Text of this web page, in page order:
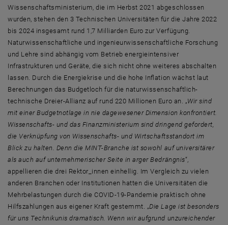
Wissenschaftsministerium, die im Herbst 2021 abgeschlossen
wurden, stehen den 3 Technischen Universitäten für die Jahre 2022
bis 2024 insgesamt rund 1,7 Milliarden Euro zur Verfügung.
Naturwissenschaftliche und ingenieurwissenschaftliche Forschung
und Lehre sind abhängig vom Betrieb energieintensiver
Infrastrukturen und Geräte, die sich nicht ohne weiteres abschalten
lassen. Durch die Energiekrise und die hohe Inflation wächst laut
Berechnungen das Budgetloch für die naturwissenschaftlich-
technische Dreier-Allianz auf rund 220 Millionen Euro an. „Wir sind
mit einer Budgetnotlage in nie dagewesener Dimension konfrontiert.
Wissenschafts- und das Finanzministerium sind dringend gefordert,
die Verknüpfung von Wissenschafts- und Wirtschaftsstandort im
Blick zu halten. Denn die MINT-Branche ist sowohl auf universitärer
als auch auf unternehmerischer Seite in arger Bedrängnis“,
appellieren die drei Rektor_innen einhellig. Im Vergleich zu vielen
anderen Branchen oder Institutionen hatten die Universitäten die
Mehrbelastungen durch die COVID-19-Pandemie praktisch ohne
Hilfszahlungen aus eigener Kraft gestemmt. „Die Lage ist besonders
für uns Technikunis dramatisch. Wenn wir aufgrund unzureichender